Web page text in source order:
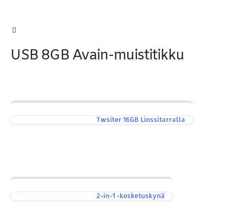
USB 8GB Avain-muistitikku
Twsiter 16GB Linssitarralla
2-in-1 -kosketuskynä